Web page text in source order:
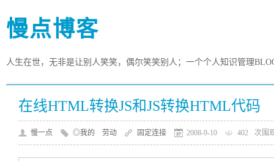
慢点博客
人生在世，无非是让别人笑笑，偶尔笑笑别人；一个个人知识管理
在线HTML转换JS和JS转换HTML代码
慢一点 ◎我的 劳动 固定连接 2008-9-10 402 次围